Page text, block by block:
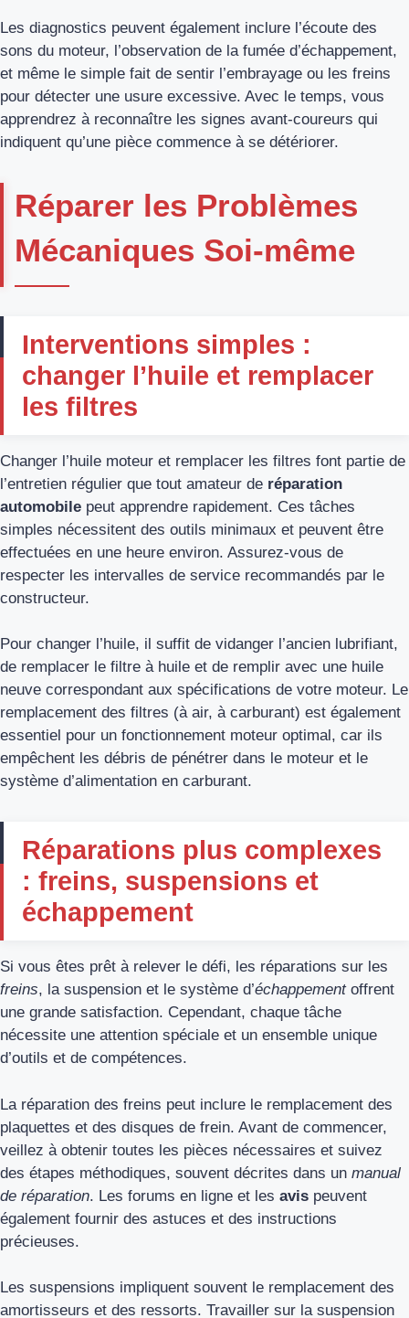
Les diagnostics peuvent également inclure l’écoute des
sons du moteur, l’observation de la fumée d’échappement,
et même le simple fait de sentir l’embrayage ou les freins
pour détecter une usure excessive. Avec le temps, vous
apprendrez à reconnaître les signes avant-coureurs qui
indiquent qu’une pièce commence à se détériorer.
Réparer les Problèmes
Mécaniques Soi-même
Interventions simples :
changer l’huile et remplacer
les filtres
Changer l’huile moteur et remplacer les filtres font partie de
l’entretien régulier que tout amateur de réparation
automobile peut apprendre rapidement. Ces tâches
simples nécessitent des outils minimaux et peuvent être
effectuées en une heure environ. Assurez-vous de
respecter les intervalles de service recommandés par le
constructeur.
Pour changer l’huile, il suffit de vidanger l’ancien lubrifiant,
de remplacer le filtre à huile et de remplir avec une huile
neuve correspondant aux spécifications de votre moteur. Le
remplacement des filtres (à air, à carburant) est également
essentiel pour un fonctionnement moteur optimal, car ils
empêchent les débris de pénétrer dans le moteur et le
système d’alimentation en carburant.
Réparations plus complexes
: freins, suspensions et
échappement
Si vous êtes prêt à relever le défi, les réparations sur les
freins, la suspension et le système d’échappementoffrent
une grande satisfaction. Cependant, chaque tâche
nécessite une attention spéciale et un ensemble unique
d’outils et de compétences.
La réparation des freins peut inclure le remplacement des
plaquettes et des disques de frein. Avant de commencer,
veillez à obtenir toutes les pièces nécessaires et suivez
des étapes méthodiques, souvent décrites dans un manual
de réparation. Les forums en ligne et les avis peuvent
également fournir des astuces et des instructions
précieuses.
Les suspensions impliquent souvent le remplacement des
amortisseurs et des ressorts. Travailler sur la suspension